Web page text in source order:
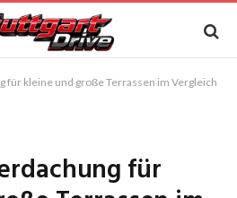
für kleine und große Terrassen im Vergleich
für